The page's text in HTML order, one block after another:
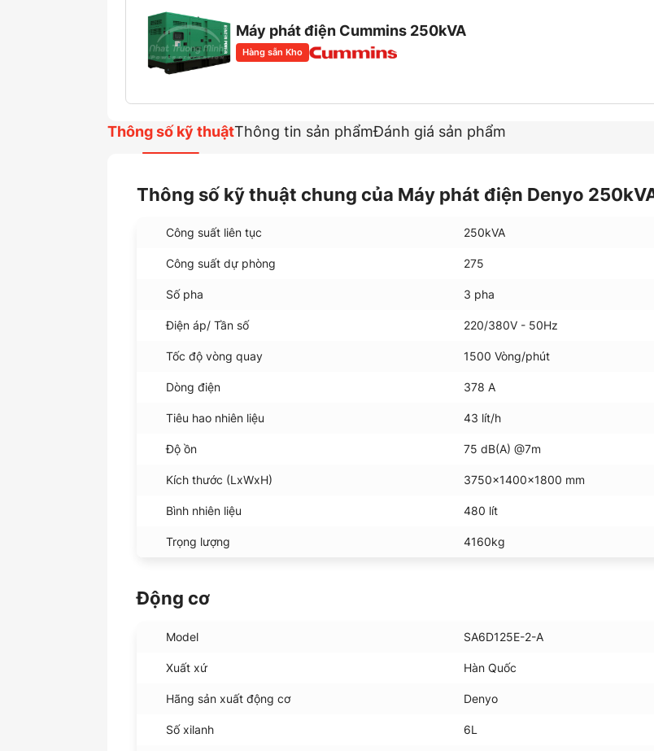
Máy phát điện Cummins 250kVA
Hàng sẵn Kho
Thông số kỹ thuậtThông tin sản phẩmĐánh giá sản phẩm
Thông số kỹ thuật chung của Máy phát điện Denyo
Công suất liên tục 250kVA
Công suất dự phòng 275
Số pha 3 pha
Điện áp/ Tần số 220/380V - 50Hz
Tốc độ vòng quay 1500 Vòng/phút
Dòng điện 378 A
Tiêu hao nhiên liệu 43 lít/h
Độ ồn 75 dB(A) @7m
Kích thước (LxWxH) 3750x1400x1800 mm
Bình nhiên liệu 480 lít
Trọng lượng 4160kg
Động cơ
Model SA6D125E-2-A
Xuất xứ Hàn Quốc
Hãng sản xuất động cơ Denyo
Số xilanh 6L